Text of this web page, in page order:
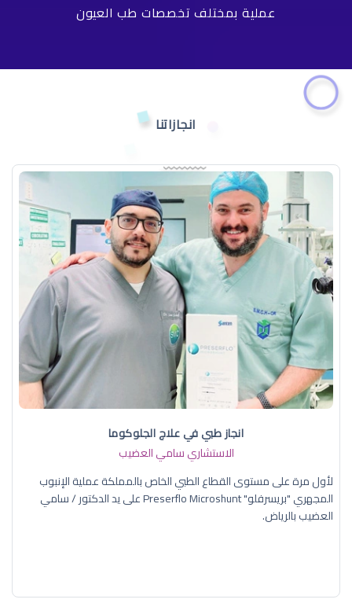
عملية بمختلف تخصصات طب العيون
انجازاتنا
انجاز طبي في علاج الجلوكوما
الاستشاري سامي العضيب
لأول مرة على مستوى القطاع الطبي الخاص بالمملكة عملية الإنبوب
المجهري "بريسرفلو" Preserflo Microshunt على يد الدكتور / سامي
العضيب بالرياض.